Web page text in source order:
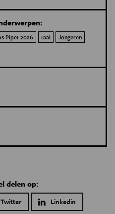
Pipet 2026 taal
Jongeren
delen op:
Twitter Linkedin